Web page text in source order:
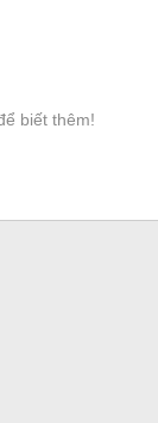
biết thêm!